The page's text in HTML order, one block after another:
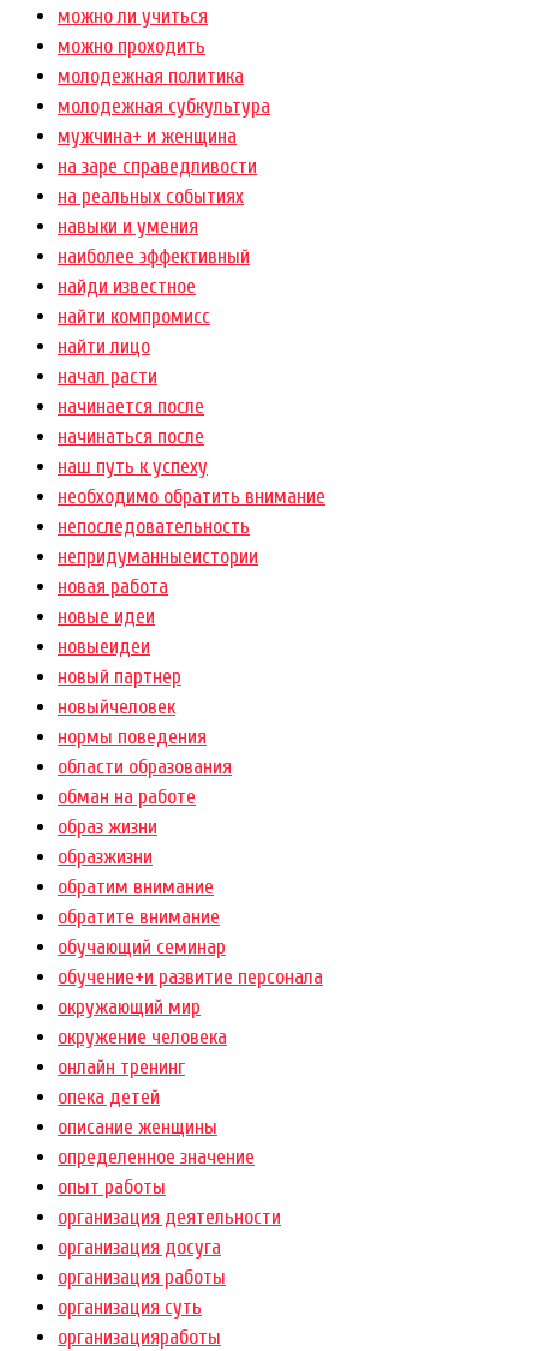
можно ли учиться
можно проходить
молодежная политика
молодежная субкультура
мужчина+ и женщина
на заре справедливости
на реальных событиях
навыки и умения
наиболее эффективный
найди известное
найти компромисс
найти лицо
начал расти
начинается после
начинаться после
наш путь к успеху
необходимо обратить внимание
непоследовательность
непридуманныеистории
новая работа
новые идеи
новыеидеи
новый партнер
новыйчеловек
нормы поведения
области образования
обман на работе
образ жизни
образжизни
обратим внимание
обратите внимание
обучающий семинар
обучение+и развитие персонала
окружающий мир
окружение человека
онлайн тренинг
опека детей
описание женщины
определенное значение
опыт работы
организация деятельности
организация досуга
организация работы
организация суть
организацияработы